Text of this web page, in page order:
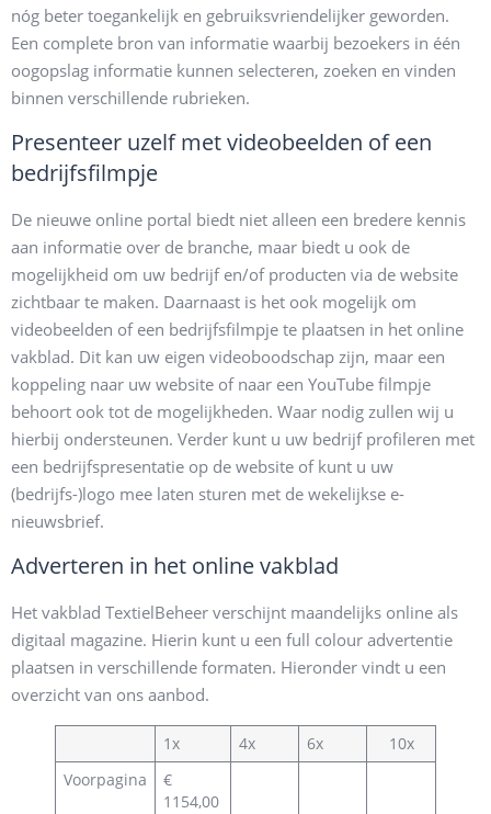
nóg beter toegankelijk en gebruiksvriendelijker geworden.
Een complete bron van informatie waarbij bezoekers in één
oogopslag informatie kunnen selecteren, zoeken en vinden
binnen verschillende rubrieken.
Presenteer uzelf met videobeelden of een
bedrijfsfilmpje
De nieuwe online portal biedt niet alleen een bredere kennis
aan informatie over de branche, maar biedt u ook de
mogelijkheid om uw bedrijf en/of producten via de website
zichtbaar te maken. Daarnaast is het ook mogelijk om
videobeelden of een bedrijfsfilmpje te plaatsen in het online
vakblad. Dit kan uw eigen videoboodschap zijn, maar een
koppeling naar uw website of naar een YouTube filmpje
behoort ook tot de mogelijkheden. Waar nodig zullen wij u
hierbij ondersteunen. Verder kunt u uw bedrijf profileren met
een bedrijfspresentatie op de website of kunt u uw
(bedrijfs-)logo mee laten sturen met de wekelijkse e-
nieuwsbrief.
Adverteren in het online vakblad
Het vakblad TextielBeheer verschijnt maandelijks online als
digitaal magazine. Hierin kunt u een full colour advertentie
plaatsen in verschillende formaten. Hieronder vindt u een
overzicht van ons aanbod.
1x 4x 6x
10x
Voorpagina
€
1154,00